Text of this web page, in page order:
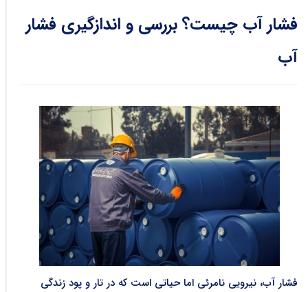
فشار آب چیست؟ بررسی و اندازگیری فشار
آب
فشار آب، نیرویی نامرئی اما حیاتی است که در تار و پود زندگی